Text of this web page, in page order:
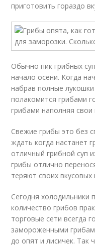
приготовить гораздо
Обычно пик грибных
начало осени. Когда
набрав полные
полакомится грибами
грибами наполняя
Свежие грибы это без
ждать когда настанет
отличный грибной суп
грибы отлично
теряют своих вкусовых
Сегодня холодильники
количество грибов
торговые сети всегда
замороженными
до опят и лисичек. Так